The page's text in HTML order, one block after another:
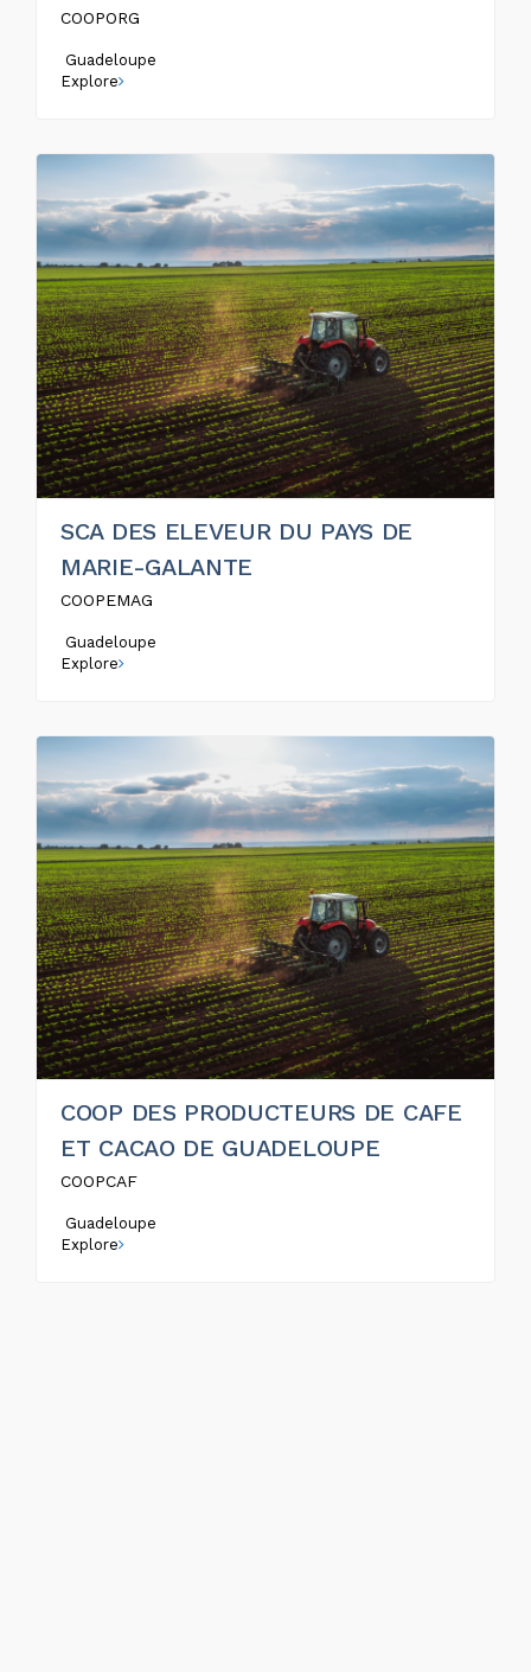
COOPORG
Guadeloupe
Explore
SCA DES ELEVEUR DU PAYS DE
MARIE-GALANTE
COOPEMAG
Guadeloupe
Explore
COOP DES PRODUCTEURS DE CAFE
ET CACAO DE GUADELOUPE
COOPCAF
Guadeloupe
Explore